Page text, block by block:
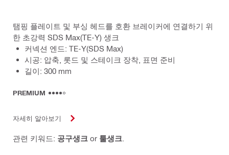
탬핑 플레이트 및 부싱 헤드를 호환 브레이커에 연결하기 위
한 초강력 SDS Max(TE-Y) 생크
커넥션 엔드: TE-Y(SDS Max)
시공: 압축, 롯드 및 스테이크 장착, 표면 준비
길이: 300 mm
PREMIUM
자세히 알아보기
관련 키워드: 공구생크 or 툴생크